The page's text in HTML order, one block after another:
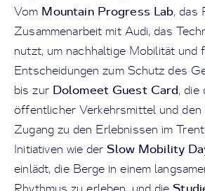
Vom Mountain Progress Lab, das
Zusammenarbeit mit Audi, das
nutzt, um nachhaltige Mobilität und
Entscheidungen zum Schutz des
bis zur Dolomeet Guest Card, die
öffentlicher Verkehrsmittel und den
Zugang zu den Erlebnissen im
Initiativen wie derSlow Mobility
einlädt, die Berge in einem
Rhythmus zu erleben, und die